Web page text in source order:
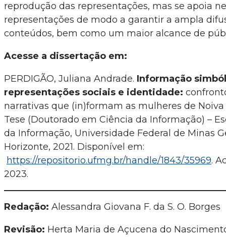
reprodução das representações, mas se apoia
representações de modo a garantir a ampla
conteúdos, bem como um maior alcance de
Acesse a dissertação em:
PERDIGÃO, Juliana Andrade. Informação
representações sociais e identidade:
narrativas que (in)formam as mulheres de Noiva
Tese (Doutorado em Ciência da Informação) –
da Informação, Universidade Federal de Minas
Horizonte, 2021. Disponível em:
https://repositorio.ufmg.br/handle/1843/35969.
2023.
Redação: Alessandra Giovana F. da S. O. Borges
Revisão: Herta Maria de Açucena do